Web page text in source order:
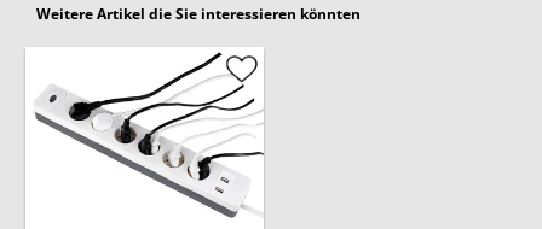
Weitere Artikel die Sie interessieren könnten